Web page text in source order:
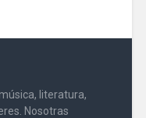
literatura,
Nosotras